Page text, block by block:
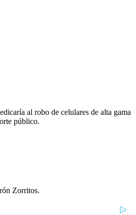
al robo de celulares de alta gama
público.
Zorritos.